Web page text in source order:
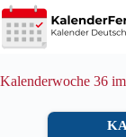
Zum
Inhalt
springen
Kalenderwoche 36